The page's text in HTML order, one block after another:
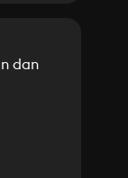
dan